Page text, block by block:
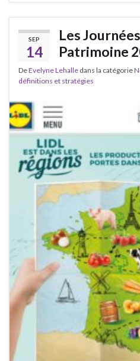
SEP
14
Les
Patrimoine
DeEvelyne Lehalle dans la catégorie
définitions et stratégies